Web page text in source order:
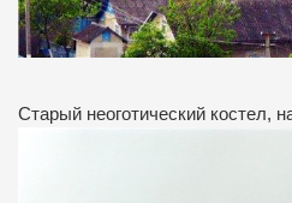
Старый неоготический костел,